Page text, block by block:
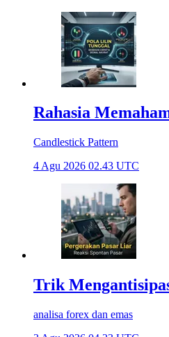
Rahasia
Candlestick Pattern
4 Agu 2026 02.43 UTC
Trik
analisa forex dan emas